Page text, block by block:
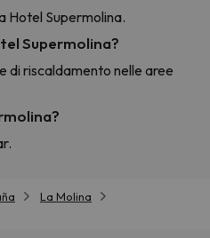
Hotel Supermolina.
Supermolina?
di riscaldamento nelle aree
La Molina